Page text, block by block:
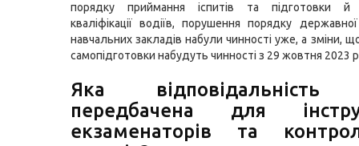
порядку приймання іспитів та підготовки й
кваліфікації водіїв, порушення порядку державної
навчальних закладів набули чинності уже, а зміни,
самопідготовки набудуть чинності з 29 жовтня 2023
Яка відповідальність
передбачена для
екзаменаторів та